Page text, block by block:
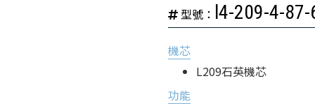
型號： l4-209-4-87-
機芯
L209石英機芯
功能